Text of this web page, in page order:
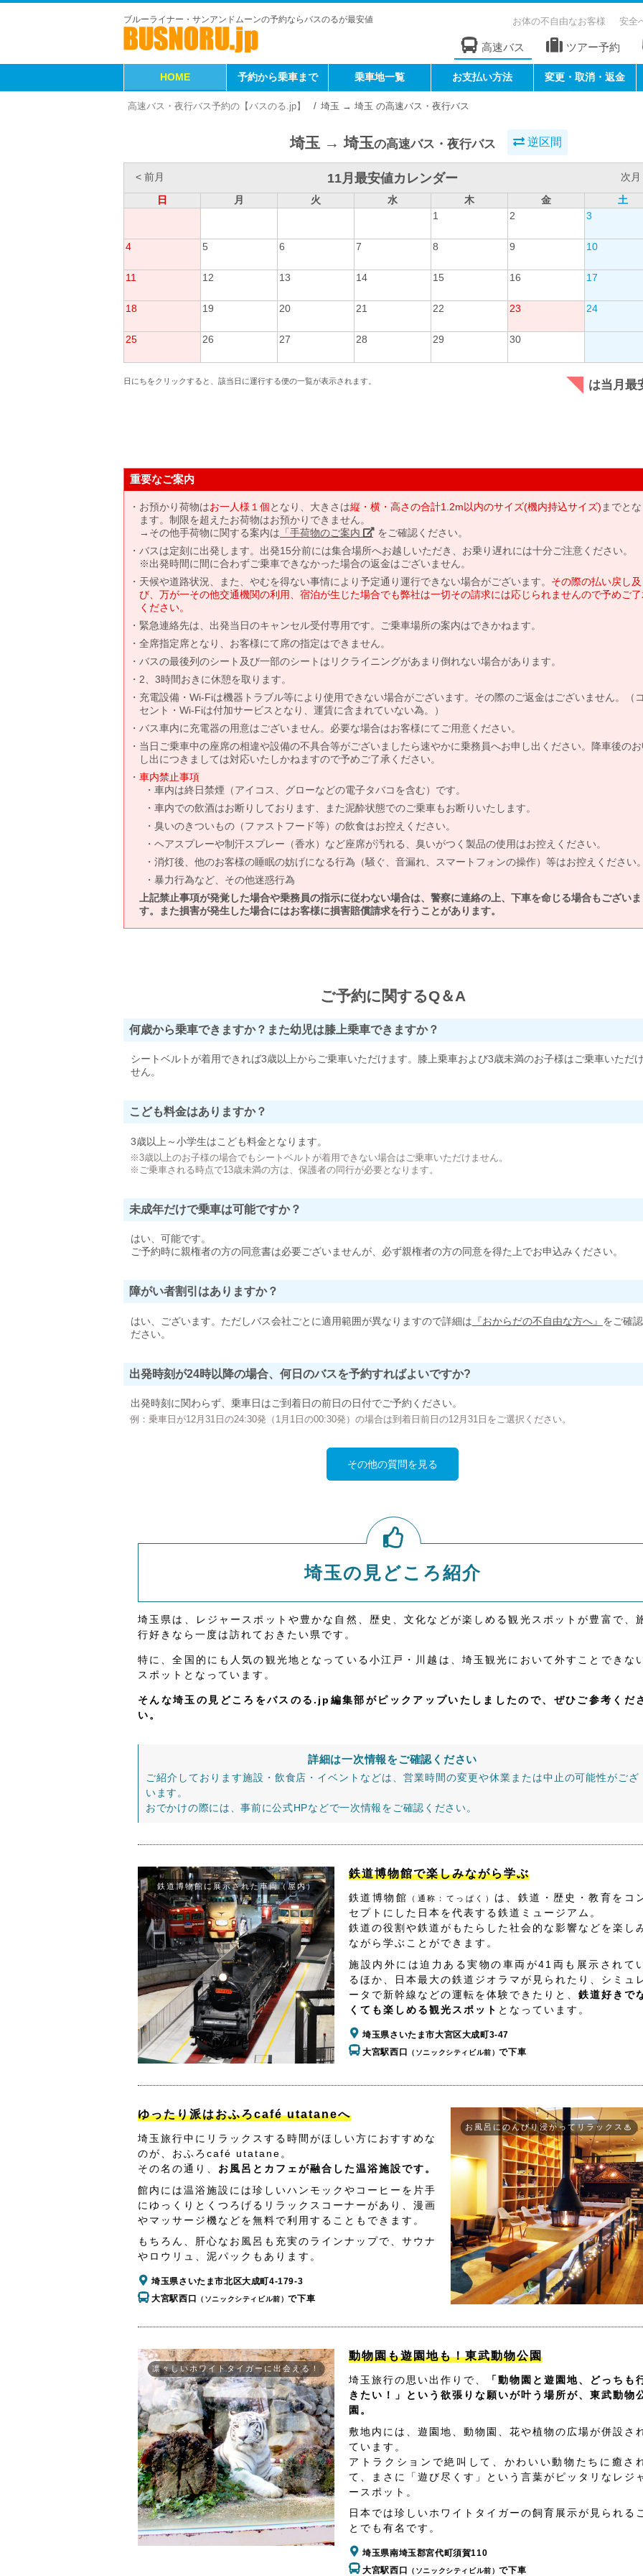
ブルーライナー・サンアンドムーンの予約ならバスのるが最安値 お体の不自由なお客様 安全
高速バス ツアー予約
HOME 予約から乗車まで 乗車地一覧 お支払い方法 変更・取消・返金
高速バス・夜行バス予約の【バスのる.jp】 埼玉 → 埼玉 の高速バス・夜行バス
埼玉 → 埼玉の高速バス・夜行バス 逆区間
< 前月 11月最安値カレンダー
次月
日
月 火 水 木 金
土
1
2 3
4 5 6 7 8 9 10
11 12 13 14 15 16 17
18 19 20 21 22 23 24
25 26 27 28 29 30
日にちをクリックすると、該当日に運行する便の一覧が表示されます。 は当月最
重要なご案内
お預かり荷物はお一人様１個となり、大きさは縦・横・高さの合計1.2m以内のサイズ(機内持込サイズ) までと
ます。制限を超えたお荷物はお預かりできません。
→その他手荷物に関する案内は 「手荷物のご案内」 をご確認ください。
バスは定刻に出発します。出発15分前には集合場所へお越しいただき、お乗り遅れには十分ご注意ください。
※出発時間に間に合わずご乗車できなかった場合の返金はございません。
天候や道路状況、また、やむを得ない事情により予定通り運行できない場合がございます。 その際の払い戻し及
び、万が一その他交通機関の利用、宿泊が生じた場合でも弊社は一切その請求には応じられませんので予めご
ください。
緊急連絡先は、出発当日のキャンセル受付専用です。ご乗車場所の案内はできかねます。
全席指定席となり、お客様にて席の指定はできません。
バスの最後列のシート及び一部のシートはリクライニングがあまり倒れない場合があります。
2、3時間おきに休憩を取ります。
充電設備・Wi-Fiは機器トラブル等により使用できない場合がございます。その際のご返金はございません。（
セント・Wi-Fiは付加サービスとなり、運賃に含まれていない為。）
バス車内に充電器の用意はございません。必要な場合はお客様にてご用意ください。
当日ご乗車中の座席の相違や設備の不具合等がございましたら速やかに乗務員へお申し出ください。降車後の
し出につきましては対応いたしかねますので予めご了承ください。
車内禁止事項
車内は終日禁煙（アイコス、グローなどの電子タバコを含む）です。
車内での飲酒はお断りしております、また泥酔状態でのご乗車もお断りいたします。
臭いのきついもの（ファストフード等）の飲食はお控えください。
ヘアスプレーや制汗スプレー（香水）など座席が汚れる、臭いがつく製品の使用はお控えください。
消灯後、他のお客様の睡眠の妨げになる行為（騒ぐ、音漏れ、スマートフォンの操作）等はお控えください
暴力行為など、その他迷惑行為
上記禁止事項が発覚した場合や乗務員の指示に従わない場合は、警察に連絡の上、下車を命じる場合もございま
す。また損害が発生した場合にはお客様に損害賠償請求を行うことがあります。
ご予約に関するQ＆A
何歳から乗車できますか？また幼児は膝上乗車できますか？
シートベルトが着用できれば3歳以上からご乗車いただけます。膝上乗車および3歳未満のお子様はご乗車いただ
せん。
こども料金はありますか？
3歳以上～小学生はこども料金となります。
※3歳以上のお子様の場合でもシートベルトが着用できない場合はご乗車いただけません。
※ご乗車される時点で13歳未満の方は、保護者の同行が必要となります。
未成年だけで乗車は可能ですか？
はい、可能です。
ご予約時に親権者の方の同意書は必要ございませんが、必ず親権者の方の同意を得た上でお申込みください。
障がい者割引はありますか？
はい、ございます。ただしバス会社ごとに適用範囲が異なりますので詳細は 『おからだの不自由な方へ』 をご確
ださい。
出発時刻が24時以降の場合、何日のバスを予約すればよいですか?
出発時刻に関わらず、乗車日はご到着日の前日の日付でご予約ください。
例：乗車日が12月31日の24:30発（1月1日の00:30発）の場合は到着日前日の12月31日をご選択ください。
その他の質問を見る
埼玉の見どころ紹介
埼玉県は、レジャースポットや豊かな自然、歴史、文化などが楽しめる観光スポットが豊富で、
行好きなら一度は訪れておきたい県です。
特に、全国的にも人気の観光地となっている小江戸・川越は、埼玉観光において外すことできな
スポットとなっています。
そんな埼玉の見どころをバスのる.jp編集部がピックアップいたしましたので、ぜひご参考くだ
い。
詳細は一次情報をご確認ください
ご紹介しております施設・飲食店・イベントなどは、営業時間の変更や休業または中止の可能性がござ
います。
おでかけの際には、事前に公式HPなどで一次情報をご確認ください。
鉄道博物館に展示された車両（屋内）
鉄道博物館で楽しみながら学ぶ
鉄道博物館 （通称：てっぱく） は、鉄道・歴史・教育をコ
セプトにした日本を代表する鉄道ミュージアム。
鉄道の役割や鉄道がもたらした社会的な影響などを楽し
ながら学ぶことができます。
施設内外には迫力ある実物の車両が41両も展示されて
るほか、日本最大の鉄道ジオラマが見られたり、シミュ
ータで新幹線などの運転を体験できたりと、 鉄道好きで
くても楽しめる観光スポット となっています。
埼玉県さいたま市大宮区大成町3-47
大宮駅西口
（ソニックシティビル前）で下車
ゆったり派はおふろcafé utataneへ
埼玉旅行中にリラックスする時間がほしい方におすすめな
のが、おふろcafé utatane。
その名の通り、 お風呂とカフェが融合した温浴施設です。
館内には温浴施設には珍しいハンモックやコーヒーを片手
にゆっくりとくつろげるリラックスコーナーがあり、漫画
やマッサージ機などを無料で利用することもできます。
もちろん、肝心なお風呂も充実のラインナップで、サウナ
やロウリュ、泥パックもあります。
埼玉県さいたま市北区大成町4-179-3
大宮駅西口
（ソニックシティビル前）で下車
お風呂にのんびり浸かってリラックス♨
凛々しいホワイトタイガーに出会える！
動物園も遊園地も！東武動物公園
埼玉旅行の思い出作りで、
「動物園と遊園地、どっちも
きたい！」という欲張りな願いが叶う場所が、東武動物
園。
敷地内には、遊園地、動物園、花や植物の広場が併設さ
ています。
アトラクションで絶叫して、かわいい動物たちに癒さ
て、まさに「遊び尽くす」という言葉がピッタリなレジ
ースポット。
日本では珍しいホワイトタイガーの飼育展示が見られる
とでも有名です。
埼玉県南埼玉郡宮代町須賀110
大宮駅西口
（ソニックシティビル前）で下車